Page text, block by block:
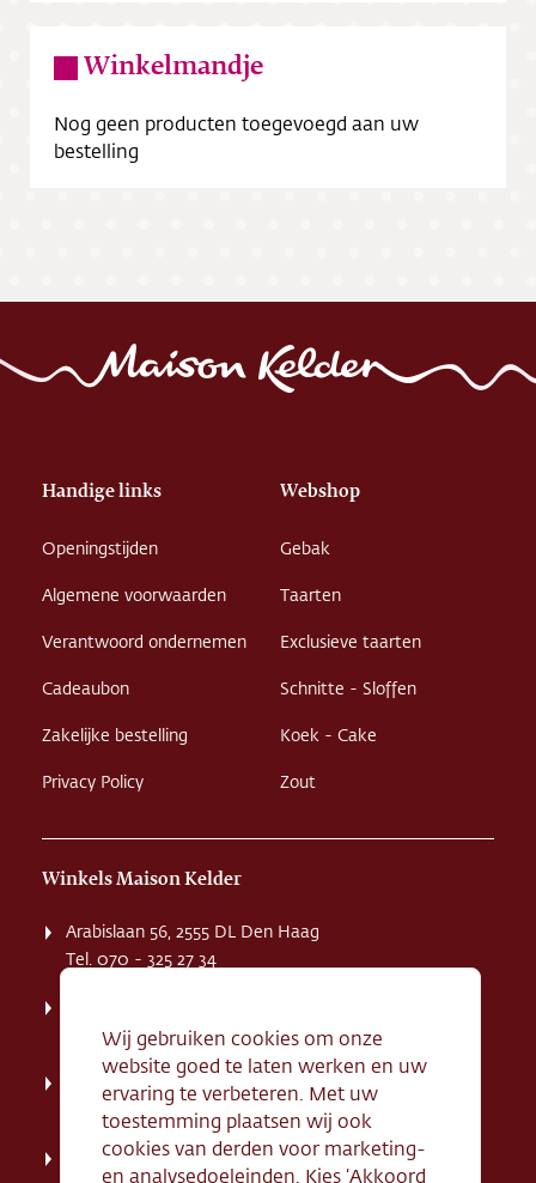
Winkelmandje
Nog geen producten toegevoegd aan uw
bestelling
Handige links
Openingstijden
Algemene voorwaarden
Verantwoord ondernemen
Cadeaubon
Zakelijke bestelling
Privacy Policy
Webshop
Gebak
Taarten
Exclusieve taarten
Schnitte - Sloffen
Koek - Cake
Zout
Winkels Maison Kelder
Arabislaan 56, 2555 DL Den Haag
Tel. 070 - 325 27 34
Tel. 070 - 324 94 09
Kerkstraat 71, 2242 HD Wassenaar
Tel. 070 - 517 95 07
Dorpsstraat 134, 2712 AN Zoetermeer
Wij gebruiken cookies om onze
website goed te laten werken en uw
ervaring te verbeteren. Met uw
toestemming plaatsen wij ook
cookies van derden voor marketing-
en analysedoeleinden. Kies ‘Akkoord